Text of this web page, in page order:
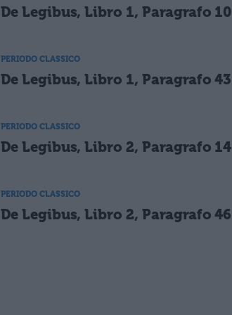
De Legibus, Libro 1, Paragrafo 10
PERIODO CLASSICO
De Legibus, Libro 1, Paragrafo 43
PERIODO CLASSICO
De Legibus, Libro 2, Paragrafo 14
PERIODO CLASSICO
De Legibus, Libro 2, Paragrafo 46